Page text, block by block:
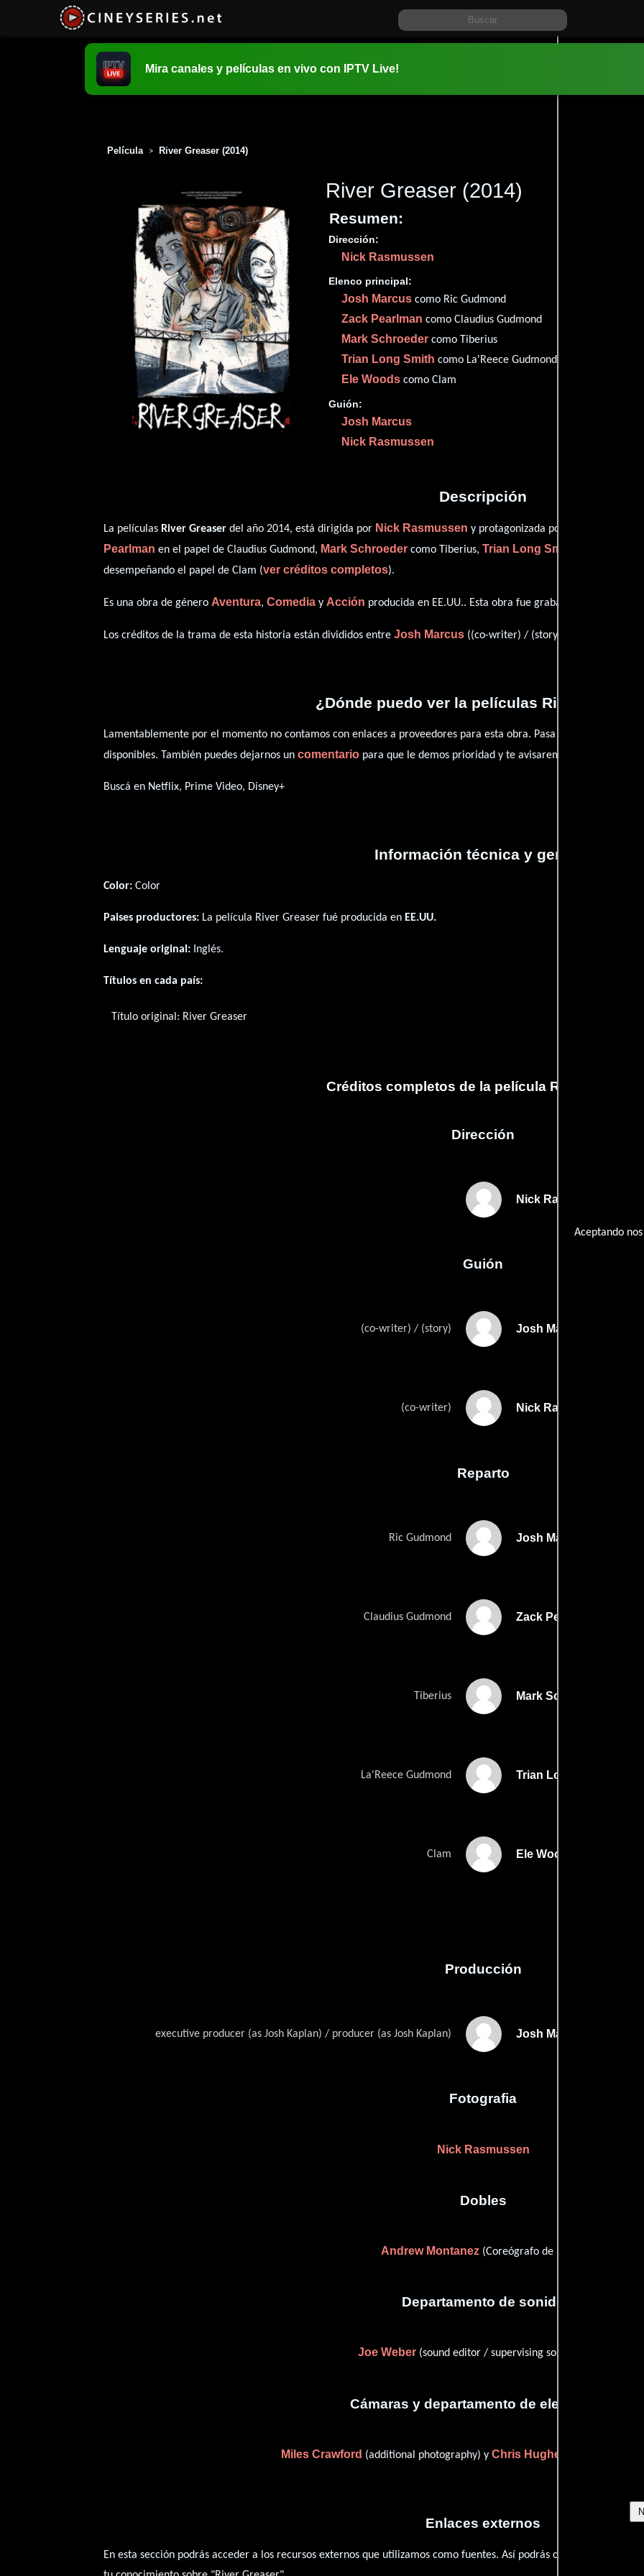
Aceptando
Mira canales y películas en vivo con IPTV Live!
Película > River Greaser (2014)
River Greaser (2014)
Resumen:
Dirección:
Nick Rasmussen
Elenco principal:
Josh Marcus como Ric Gudmond
Zack Pearlman como Claudius Gudmond
Mark Schroeder como Tiberius
Trian Long Smith como La'Reece Gudmond
Ele Woods como Clam
Guión:
Josh Marcus
Nick Rasmussen
Descripción
La películas River Greaser del año 2014, está dirigida por Nick Rasmussen y protagonizada por
Pearlman en el papel de Claudius Gudmond, Mark Schroeder como Tiberius, Trian Long Smith
desempeñando el papel de Clam (ver créditos completos).
Es una obra de géneroAventura,Comedia yAcción producida en EE.UU.. Esta obra fue grabada originalmente
Los créditos de la trama de esta historia están divididos entreJosh Marcus ((co-writer) / (story)) y
¿Dónde puedo ver la películas River Greaser?
Lamentablemente por el momento no contamos con enlaces a proveedores para esta obra. Pasa por nuestro
disponibles. También puedes dejarnos uncomentario para que le demos prioridad y te avisaremos cuando se
Buscá en Netflix, Prime Video, Disney+
Información técnica y general
Color: Color
Paises productores: La película River Greaser fué producida en EE.UU.
Lenguaje original: Inglés.
Títulos en cada país:
Título original: River Greaser
Créditos completos de la película River Greaser
Dirección
Nick Rasmussen
Guión
(co-writer) / (story) Josh Marcuss
(co-writer) Nick Rasmussens
Reparto
Ric Gudmond Josh Marcus
Claudius Gudmond Zack Pearlman
Tiberius Mark Schroeder
La'Reece Gudmond Trian Long Smith
Clam Ele Woods
Producción
executive producer (as Josh Kaplan) / producer (as Josh Kaplan) Josh Marcus
Fotografia
Nick Rasmussen
Dobles
Andrew Montanez (Coreógrafo de lucha)
Departamento de sonido
Joe Weber (sound editor / supervising sound editor)
Cámaras y departamento de electricidad
Miles Crawford (additional photography) y Chris Hughes
Enlaces externos
En esta sección podrás acceder a los recursos externos que utilizamos como fuentes. Así podrás chequear toda